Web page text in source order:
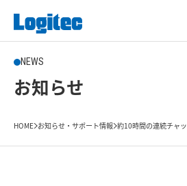
NEWS
お知らせ
HOME お知らせ・サポート情報 約10時間の連続チャ